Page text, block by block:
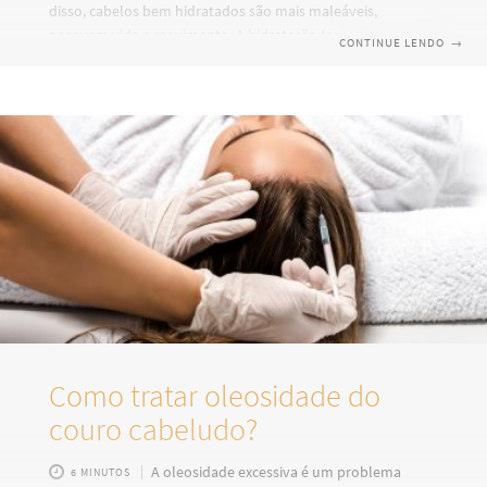
disso, cabelos bem hidratados são mais maleáveis,
possuem vida e movimento. A hidratação também é
que a hidratação capilar é um processo bastante simples,
que pode ser feito em casa ou no salão, com máscaras
profissionais ou caseiras. Portanto, não tem desculpas
CONTINUE LENDO →
Como tratar oleosidade do
couro cabeludo?
6 MINUTOS
A oleosidade excessiva é um problema